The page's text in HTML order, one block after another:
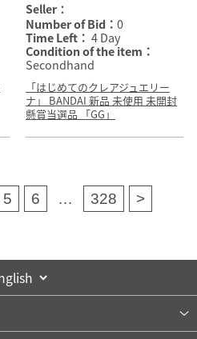
Seller：
Number of Bid： 0
Time Left： 4 Day
Condition of the item：
Secondhand
「はじめてのクレアジュエリー
ナ」 BANDAI 新品 未使用 未開封
懸賞当選品 「GG」
5 6 … 328 >